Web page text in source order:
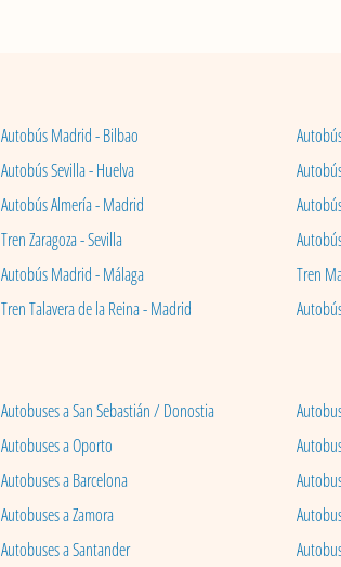
Autobús Madrid - Bilbao
Autobús Sevilla - Huelva
Autobús Almería - Madrid
Tren Zaragoza - Sevilla
Autobús Madrid - Málaga
Tren
Tren Talavera de la Reina - Madrid
Autobuses a San Sebastián / Donostia
Autobuses a Oporto
Autobuses a Barcelona
Autobuses a Zamora
Autobuses a Santander